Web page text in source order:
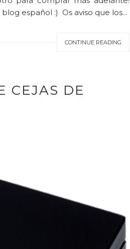
español :) Os aviso que los...
CONTINUE READING
CEJAS DE